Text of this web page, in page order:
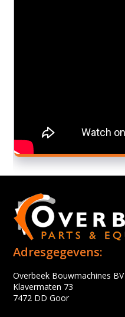
Adresgegevens:
Overbeek Bouwmachines BV
Klavermaten 73
7472 DD Goor